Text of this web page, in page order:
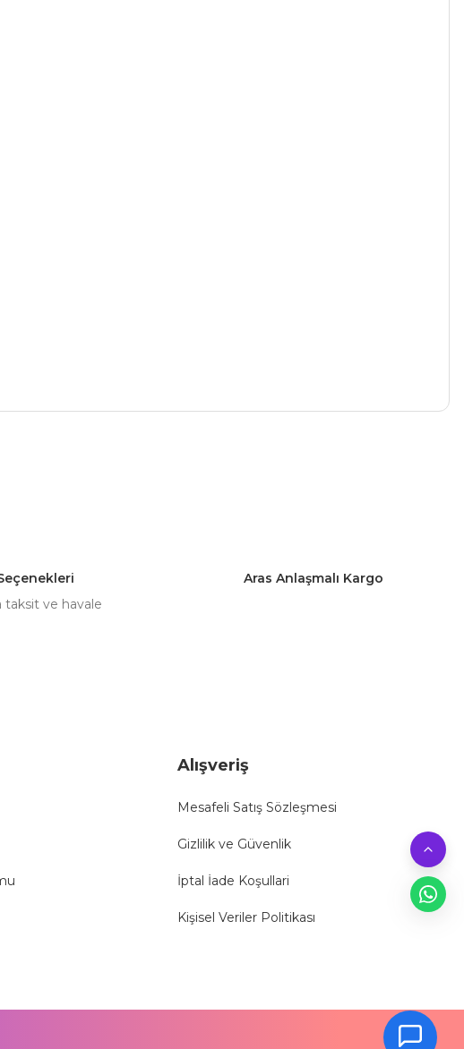
taksit ve havale
Aras Anlaşmalı Kargo
Alışveriş
Mesafeli Satış Sözleşmesi
Gizlilik ve Güvenlik
İptal İade Koşullari
Kişisel Veriler Politikası